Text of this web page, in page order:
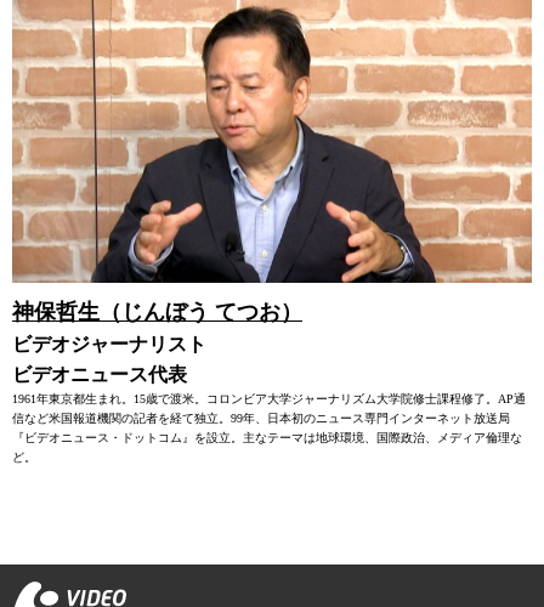
神保哲生（じんぼう てつお）
ビデオジャーナリスト
ビデオニュース代表
1961年東京都生まれ。15歳で渡米。コロンビア大学ジャーナリズム大学院修士課程修了。AP通
信など米国報道機関の記者を経て独立。99年、日本初のニュース専門インターネット放送局
『ビデオニュース・ドットコム』を設立。主なテーマは地球環境、国際政治、メディア倫理な
ど。